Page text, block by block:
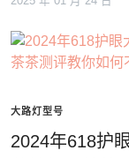
大路灯型号
2024年618护